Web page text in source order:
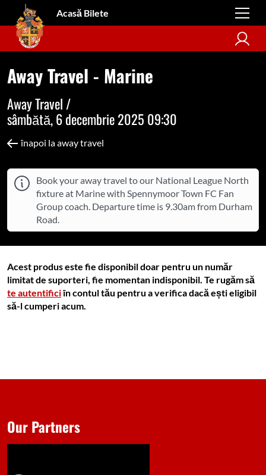
Acasă Bilete
Away Travel - Marine
Away Travel /
sâmbătă, 6 decembrie 2025 09:30
înapoi la away travel
Book your away travel to our National League North
fixture at Marine with Spennymoor Town FC Fan
Group coach. Departure time is 9.30am from Durham
Road.
Acest produs este fie disponibil doar pentru un număr
limitat de suporteri, fie momentan indisponibil. Te rugăm să
te autentificiîn contul tău pentru a verifica dacă ești eligibil
să-l cumperi acum.
Our Partners